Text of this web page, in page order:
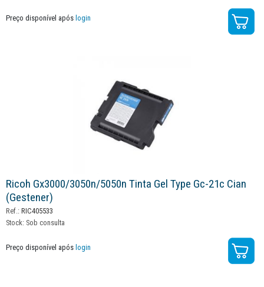
Preço disponível após login
Ricoh Gx3000/3050n/5050n Tinta Gel Type Gc-21c Cian
(gestener)
Ref.: RIC405533
Stock: Sob consulta
Preço disponível após login